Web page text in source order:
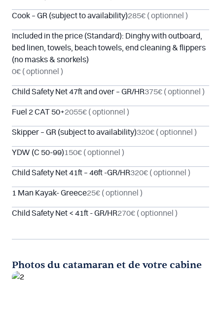
Cook – GR (subject to availability)285€ ( optionnel )
Included in the price (Standard): Dinghy with outboard,
bed linen, towels, beach towels, end cleaning & flippers
(no masks & snorkels)
0€ ( optionnel )
Child Safety Net 47ft and over – GR/HR375€ ( optionnel )
Fuel 2 CAT 50+2055€ ( optionnel )
Skipper – GR (subject to availability)320€ ( optionnel )
YDW (C 50-99)150€ ( optionnel )
Child Safety Net 41ft – 46ft -GR/HR320€ ( optionnel )
1 Man Kayak- Greece25€ ( optionnel )
Child Safety Net < 41ft - GR/HR270€ ( optionnel )
Photos du catamaran et de votre cabine